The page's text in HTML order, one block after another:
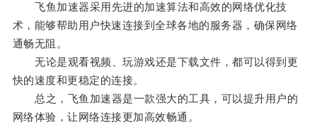
飞鱼加速器采用先进的加速算法和高效的网络优化技
术，能够帮助用户快速连接到全球各地的服务器，确保网络
通畅无阻。
无论是观看视频、玩游戏还是下载文件，都可以得到更
快的速度和更稳定的连接。
总之，飞鱼加速器是一款强大的工具，可以提升用户的
网络体验，让网络连接更加高效畅通。